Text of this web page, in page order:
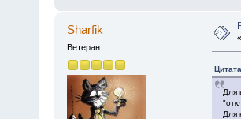
Sharfik
Ветеран
«
Для
Для